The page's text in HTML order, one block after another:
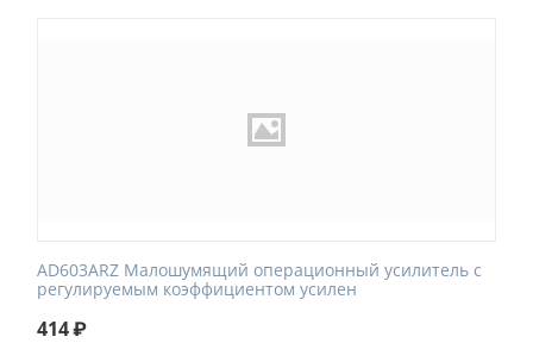
AD603ARZ Малошумящий операционный усилитель с
регулируемым коэффициентом усилен
414₽